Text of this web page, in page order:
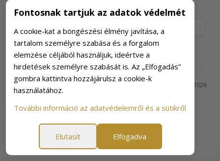
Fontosnak tartjuk az adatok védelmét
A cookie-kat a böngészési élmény javítása, a
tartalom személyre szabása és a forgalom
elemzése céljából használjuk, ideértve a
hirdetések személyre szabását is. Az „Elfogadás”
gombra kattintva hozzájárulsz a cookie-k
használatához.
További információ az adatvédelemről és a sütikről
Elutasít Elfogadva
B&
07. 09. 2026
Complete Biotics